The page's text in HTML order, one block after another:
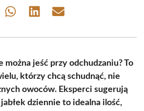
Share Share Share
można jeść przy odchudzaniu? To
którzy chcą schudnąć, nie
owoców. Eksperci sugerują
dziennie to idealna ilość,